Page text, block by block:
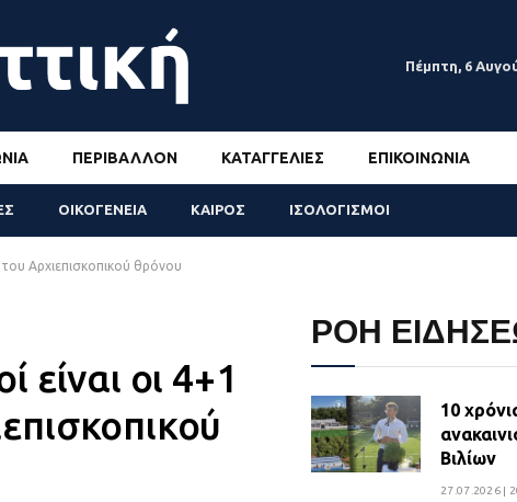
Πέμπτη, 6
ΠΕΡΙΒΆΛΛΟΝ ΚΑΤΑΓΓΕΛΊΕΣ ΕΠΙΚΟΙΝΩΝΊΑ
ΟΙΚΟΓΕΝΕΙΑ ΚΑΙΡΟΣ ΙΣΟΛΟΓΙΣΜΟΙ
Αρχιεπισκοπικού θρόνου
είναι οι 4+1
ΡΟΗ
10
Βιλίων
27.07.2026 |